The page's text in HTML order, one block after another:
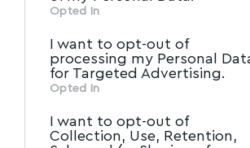
other third parties.
Opted In
I want to opt-out of
processing my Personal
for Targeted Advertising.
Opted In
I want to opt-out of
Collection, Use, Retention,
Επιπλέον, στο αίτημα
κακουργηματική αυτή πράξη με
δόλο, καθώς«αντιλαμβάνονταν
σιδηροδρομικού δικτύου και την